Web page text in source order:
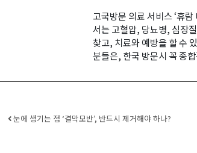
고국방문 의료 서비스 ‘휴
서는 고혈압, 당뇨병, 심장
찾고, 치료와 예방을 할 수
분들은, 한국 방문시 꼭 종
Post navigation
눈에 생기는 점 ‘결막모반’, 반드시 제거해야 하나?